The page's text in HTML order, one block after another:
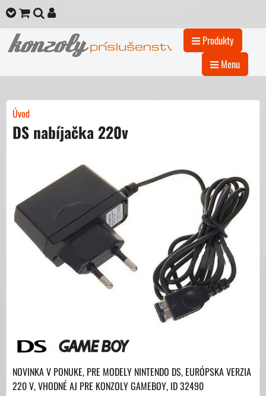
Produkty
Menu
Úvod
DS nabíjačka 220v
NOVINKA V PONUKE, PRE MODELY NINTENDO DS, EURÓPSKA VERZIA
220 V, VHODNÉ AJ PRE KONZOLY GAMEBOY, ID 32490